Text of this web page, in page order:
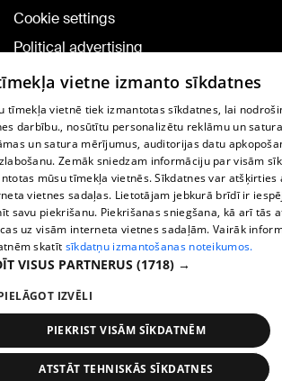
Cookie settings
Political advertising
Cookie policy
Commenting terms
TV program
Contract rules
360 Ziņu kontakti
Helio Media
Vortal assistance service: e-mail -
All rights reserved.
vietne izmanto sīkdatnes
tīmekļa vietnē tiek izmantotas sīkdatnes, lai
darbību., nosūtītu personalizētu reklāmu un
un satura mērījumus, auditorijas datu
Zemāk sniedzam informāciju par visām
mūsu tīmekļa vietnēs. Sīkdatnes var
vietnes sadaļas. Lietotājam jebkurā brīdī ir
savu piekrišanu. Piekrišanas sniegšana, kā arī tās
uz visām interneta vietnes sadaļām. Vairāk
skatīt sīkdatņu izmantošanas noteikumos.
VISUS PARTNERUS (1718) →
IZVĒLI
PIEKRIST VISĀM SĪKDATNĒM
ATSTĀT TEHNISKĀS SĪKDATNES